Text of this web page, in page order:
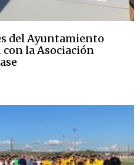
del Ayuntamiento
la Asociación